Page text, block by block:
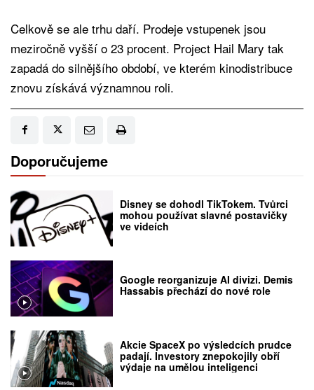
Celkově se ale trhu daří. Prodeje vstupenek jsou
meziročně vyšší o 23 procent. Project Hail Mary tak
zapadá do silnějšího období, ve kterém kinodistribuce
znovu získává významnou roli.
Doporučujeme
Disney se dohodl TikTokem. Tvůrci
mohou používat slavné postavičky
ve videích
Google reorganizuje AI divizi. Demis
Hassabis přechází do nové role
Akcie SpaceX po výsledcích prudce
padají. Investory znepokojily obří
výdaje na umělou inteligenci